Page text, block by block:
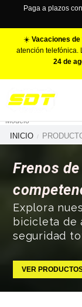
Paga a plazos con
☀️ Vacaciones
atención telefónica.
24 de
Make
Modelo
INICIO
Frenos
Explora
bicicleta de
seguridad
VER